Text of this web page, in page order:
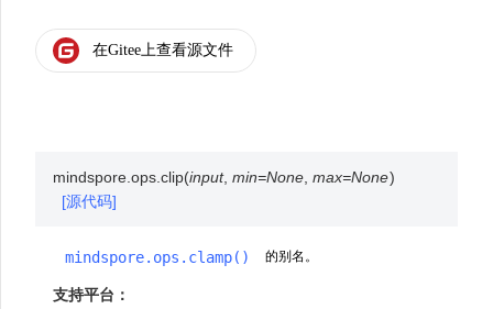
mindspore.ops.clip(input,min=None ,max=None)
[源代码]
mindspore.ops.clamp() 的别名。
支持平台：